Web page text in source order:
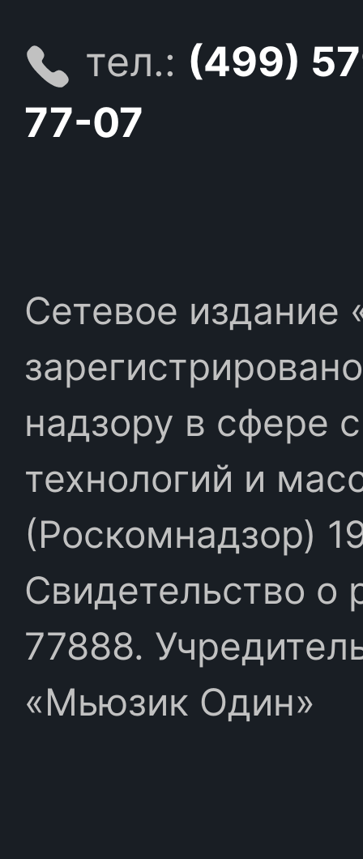
тел.: (499)
77-07
Сетевое издание
надзору в сфере
технологий и
(Роскомнадзор)
Свидетельство
77888.
«Мьюзик Один»